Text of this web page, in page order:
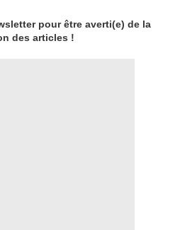
pour être averti(e) de la
des articles !